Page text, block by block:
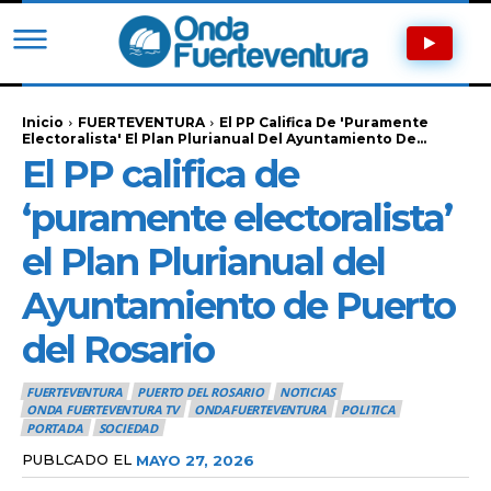
Inicio FUERTEVENTURA
El PP Califica De 'puramente
Electoralista' El Plan Plurianual Del Ayuntamiento De...
El PP califica de
‘puramente electoralista’
el Plan Plurianual del
Ayuntamiento de Puerto
del Rosario
FUERTEVENTURA PUERTO DEL ROSARIO
NOTICIAS
ONDA FUERTEVENTURA TV
ONDAFUERTEVENTURA
POLITICA
PORTADA
SOCIEDAD
PUBLCADO EL MAYO 27, 2026